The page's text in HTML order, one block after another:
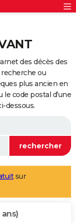
des décès des
recherche ou
plus ancien en
le code postal d'une
dessous.
sur
ans)